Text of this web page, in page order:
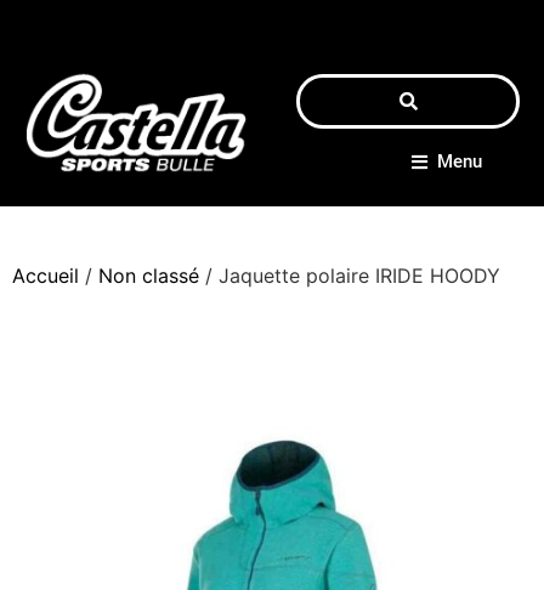
Menu
Accueil / Non classé / Jaquette polaire IRIDE HOODY